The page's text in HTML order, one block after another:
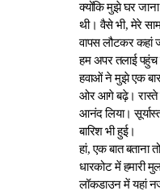
क्योंकि मुझे घर
थी। वैसे भी, मेरे
वापस लौटकर कहां
हम अपर तलाई पहुंच
हवाओं ने मुझे एक बार
ओर आगे बढ़े। रास्ते
आनंद लिया।
बारिश भी हुई।
हां, एक बात बताना
धारकोट में हमारी
लॉकडाउन में यहां